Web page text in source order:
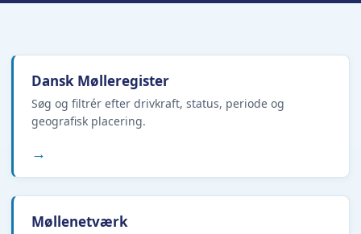
Dansk Mølleregister
Søg og filtrér efter drivkraft, status, periode og
geografisk placering.
→
Møllenetværk